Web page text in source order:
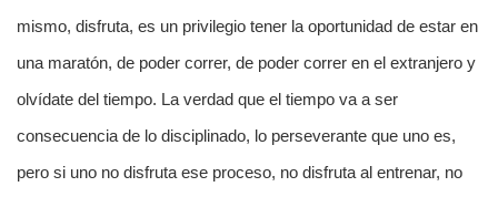
mismo, disfruta, es un privilegio tener la oportunidad de estar en
una maratón, de poder correr, de poder correr en el extranjero y
olvídate del tiempo. La verdad que el tiempo va a ser
consecuencia de lo disciplinado, lo perseverante que uno es,
pero si uno no disfruta ese proceso, no disfruta al entrenar, no